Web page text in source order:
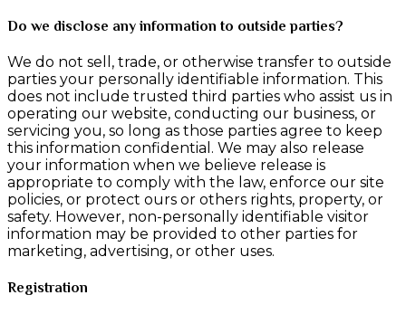
Do we disclose any information to outside parties?
We do not sell, trade, or otherwise transfer to outside
parties your personally identifiable information. This
does not include trusted third parties who assist us in
operating our website, conducting our business, or
servicing you, so long as those parties agree to keep
this information confidential. We may also release
your information when we believe release is
appropriate to comply with the law, enforce our site
policies, or protect ours or others rights, property, or
safety. However, non-personally identifiable visitor
information may be provided to other parties for
marketing, advertising, or other uses.
Registration